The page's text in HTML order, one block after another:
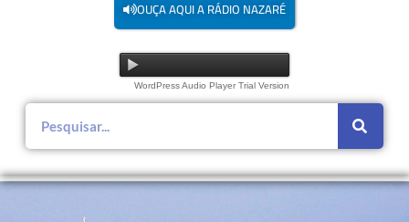
OUÇA AQUI A RÁDIO NAZARÉ
WordPress Audio Player Trial Version